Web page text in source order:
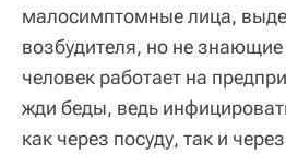
малосимптомные лица,
возбудителя, но не
человек работает на
жди беды, ведь
как через посуду, так и